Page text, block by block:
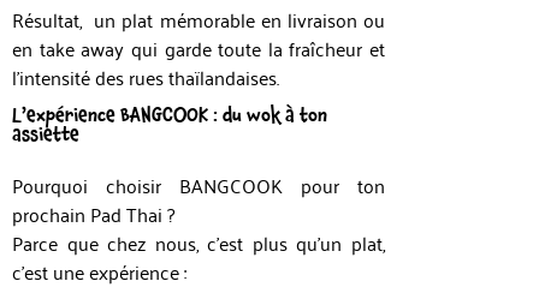
Résultat, un plat mémorable en livraison ou
en take away qui garde toute la fraîcheur et
l’intensité des rues thaïlandaises.
L’expérience BANGCOOK : du wok à ton
assiette
Pourquoi choisir BANGCOOK pour ton
prochain Pad Thai ?
Parce que chez nous, c’est plus qu’un plat,
c’est une expérience :